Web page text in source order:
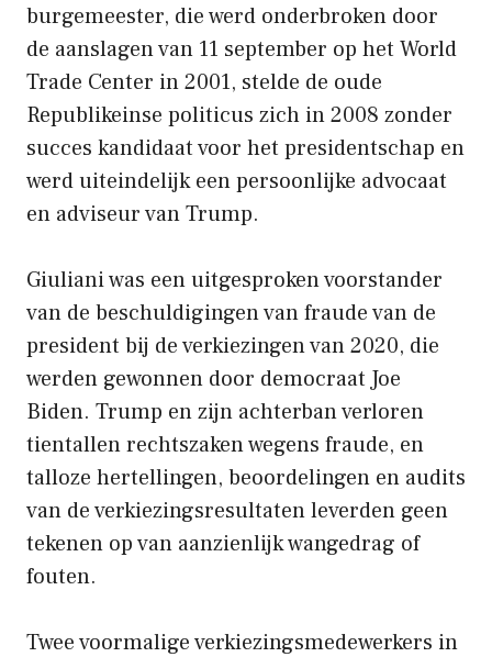
burgemeester, die werd onderbroken door
de aanslagen van 11 september op het World
Trade Center in 2001, stelde de oude
Republikeinse politicus zich in 2008 zonder
succes kandidaat voor het presidentschap en
werd uiteindelijk een persoonlijke advocaat
en adviseur van Trump.
Giuliani was een uitgesproken voorstander
van de beschuldigingen van fraude van de
president bij de verkiezingen van 2020, die
werden gewonnen door democraat Joe
Biden. Trump en zijn achterban verloren
tientallen rechtszaken wegens fraude, en
talloze hertellingen, beoordelingen en audits
van de verkiezingsresultaten leverden geen
tekenen op van aanzienlijk wangedrag of
fouten.
Twee voormalige verkiezingsmedewerkers in